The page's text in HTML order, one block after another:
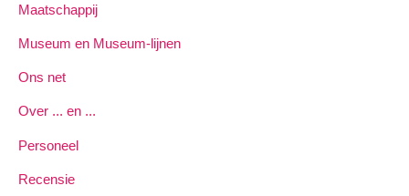
Maatschappij
Museum en Museum-lijnen
Ons net
Over ... en ...
Personeel
Recensie